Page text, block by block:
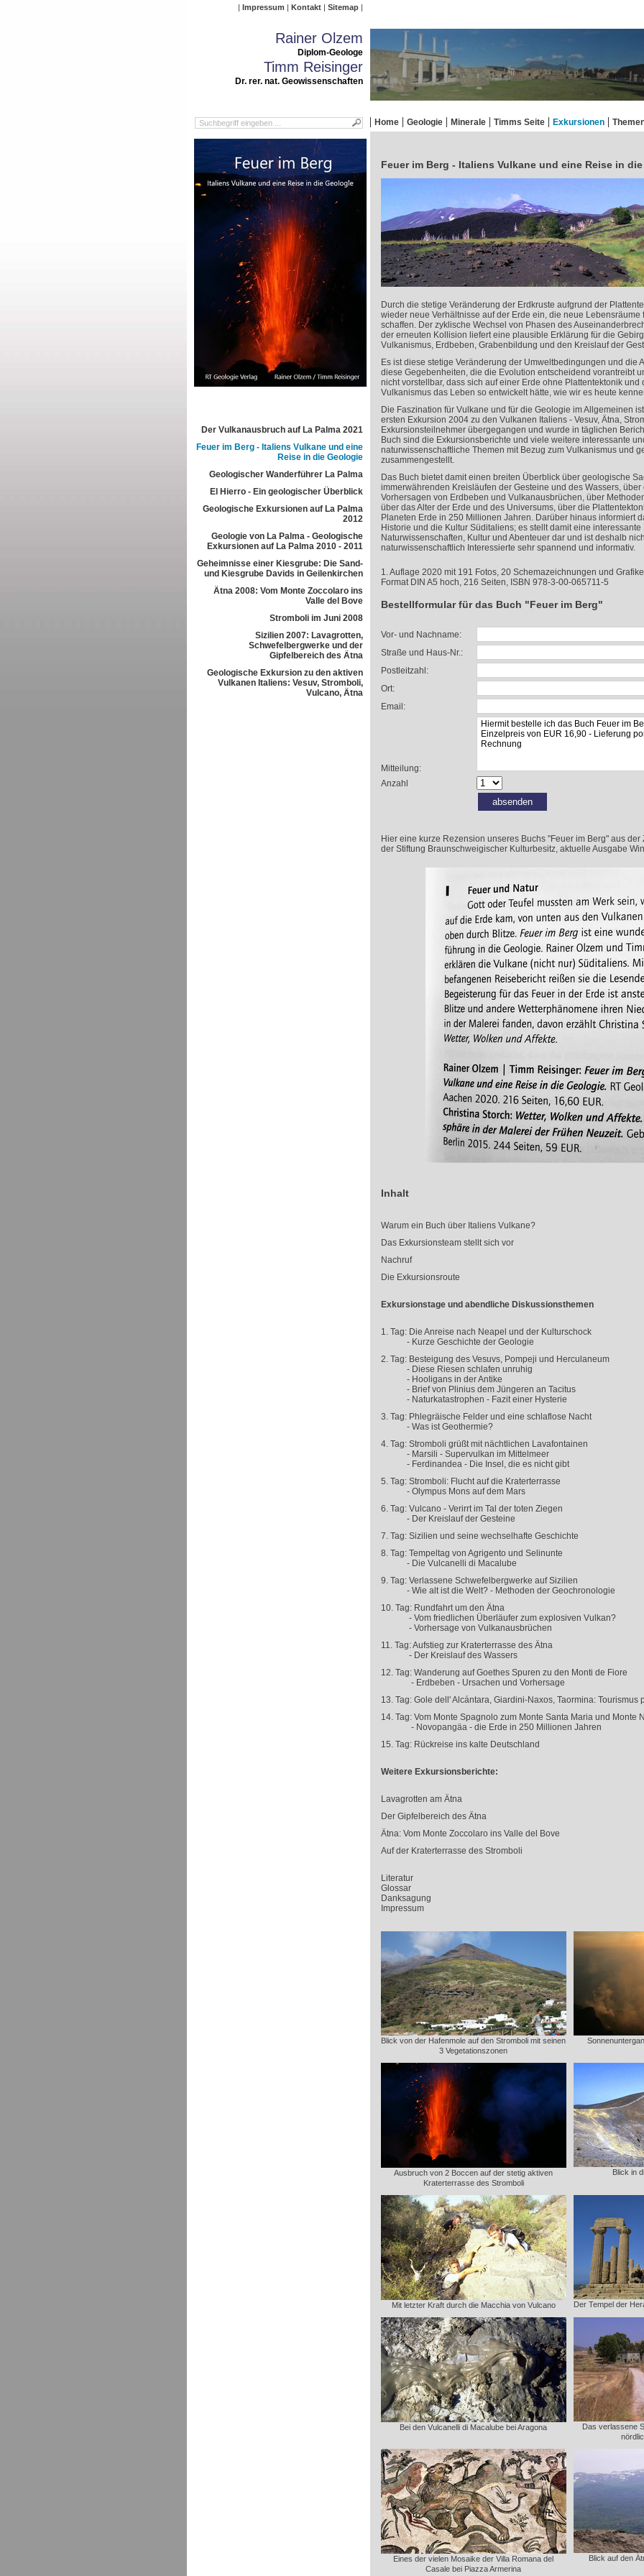
Impressum Kontakt Sitemap
Rainer Olzem
Diplom-Geologe
Timm Reisinger
Dr. rer. nat. Geowissenschaften
Home Geologie Minerale Timms Seite Exkursionen
Der Vulkanausbruch auf La Palma 2021
Feuer im Berg - Italiens Vulkane und eine
Reise in die Geologie
Geologischer Wanderführer La Palma
El Hierro - Ein geologischer Überblick
Geologische Exkursionen auf La Palma
2012
Geologie von La Palma - Geologische
Exkursionen auf La Palma 2010 - 2011
Geheimnisse einer Kiesgrube: Die Sand-
und Kiesgrube Davids in Geilenkirchen
Ätna 2008: Vom Monte Zoccolaro ins
Valle del Bove
Stromboli im Juni 2008
Sizilien 2007: Lavagrotten,
Schwefelbergwerke und der
Gipfelbereich des Ätna
Geologische Exkursion zu den aktiven
Vulkanen Italiens: Vesuv, Stromboli,
Vulcano, Ätna
Feuer im Berg - Italiens Vulkane und eine Reise in
Durch die stetige Veränderung der Erdkruste aufgrund der
wieder neue Verhältnisse auf der Erde ein, die neue Lebensräume
schaffen. Der zyklische Wechsel von Phasen des
der erneuten Kollision liefert eine plausible Erklärung für die
Vulkanismus, Erdbeben, Grabenbildung und den Kreislauf der
Es ist diese stetige Veränderung der Umweltbedingungen und die
diese Gegebenheiten, die die Evolution entscheidend vorantreibt
nicht vorstellbar, dass sich auf einer Erde ohne Plattentektonik und
Vulkanismus das Leben so entwickelt hätte, wie wir es heute
Die Faszination für Vulkane und für die Geologie im Allgemeinen
ersten Exkursion 2004 zu den Vulkanen Italiens - Vesuv, Ätna,
Exkursionsteilnehmer übergegangen und wurde in täglichen
Buch sind die Exkursionsberichte und viele weitere interessante
naturwissenschaftliche Themen mit Bezug zum Vulkanismus und
zusammengestellt.
Das Buch bietet damit einen breiten Überblick über geologische
immerwährenden Kreisläufen der Gesteine und des Wassers, über
Vorhersagen von Erdbeben und Vulkanausbrüchen, über
über das Alter der Erde und des Universums, über die
Planeten Erde in 250 Millionen Jahren. Darüber hinaus informiert
Historie und die Kultur Süditaliens; es stellt damit eine interessante
Naturwissenschaften, Kultur und Abenteuer dar und ist deshalb
naturwissenschaftlich Interessierte sehr spannend und informativ.
1. Auflage 2020 mit 191 Fotos, 20 Schemazeichnungen und
Format DIN A5 hoch, 216 Seiten, ISBN 978-3-00-065711-5
Bestellformular für das Buch "Feuer im Berg"
Vor- und Nachname:
Straße und Haus-Nr.:
Postleitzahl:
Ort:
Email:
Mitteilung:
Anzahl
Hier eine kurze Rezension unseres Buchs "Feuer im Berg" aus der
der Stiftung Braunschweigischer Kulturbesitz, aktuelle Ausgabe
Inhalt
Warum ein Buch über Italiens Vulkane?
Das Exkursionsteam stellt sich vor
Nachruf
Die Exkursionsroute
Exkursionstage und abendliche Diskussionsthemen
1. Tag: Die Anreise nach Neapel und der Kulturschock
- Kurze Geschichte der Geologie
2. Tag: Besteigung des Vesuvs, Pompeji und Herculaneum
- Diese Riesen schlafen unruhig
- Hooligans in der Antike
- Brief von Plinius dem Jüngeren an Tacitus
- Naturkatastrophen - Fazit einer Hysterie
3. Tag: Phlegräische Felder und eine schlaflose Nacht
- Was ist Geothermie?
4. Tag: Stromboli grüßt mit nächtlichen Lavafontainen
- Marsili - Supervulkan im Mittelmeer
- Ferdinandea - Die Insel, die es nicht gibt
5. Tag: Stromboli: Flucht auf die Kraterterrasse
- Olympus Mons auf dem Mars
6. Tag: Vulcano - Verirrt im Tal der toten Ziegen
- Der Kreislauf der Gesteine
7. Tag: Sizilien und seine wechselhafte Geschichte
8. Tag: Tempeltag von Agrigento und Selinunte
- Die Vulcanelli di Macalube
9. Tag: Verlassene Schwefelbergwerke auf Sizilien
- Wie alt ist die Welt? - Methoden der Geochronologie
10. Tag: Rundfahrt um den Ätna
- Vom friedlichen Überläufer zum explosiven Vulkan?
- Vorhersage von Vulkanausbrüchen
11. Tag: Aufstieg zur Kraterterrasse des Ätna
- Der Kreislauf des Wassers
12. Tag: Wanderung auf Goethes Spuren zu den Monti de Fiore
- Erdbeben - Ursachen und Vorhersage
13. Tag: Gole dell' Alcántara, Giardini-Naxos, Taormina: Tourismus
14. Tag: Vom Monte Spagnolo zum Monte Santa Maria und Monte
- Novopangäa - die Erde in 250 Millionen Jahren
15. Tag: Rückreise ins kalte Deutschland
Weitere Exkursionsberichte:
Lavagrotten am Ätna
Der Gipfelbereich des Ätna
Ätna: Vom Monte Zoccolaro ins Valle del Bove
Auf der Kraterterrasse des Stromboli
Literatur
Glossar
Danksagung
Impressum
Blick von der Hafenmole auf den Stromboli mit seinen
3 Vegetationszonen
Ausbruch von 2 Boccen auf der stetig aktiven
Kraterterrasse des Stromboli
Blick in
Mit letzter Kraft durch die Macchia von Vulcano Der Tempel der
Bei den Vulcanelli di Macalube bei Aragona
Das verlassene
Eines der vielen Mosaike der Villa Romana del
Casale bei Piazza Armerina
Blick auf den